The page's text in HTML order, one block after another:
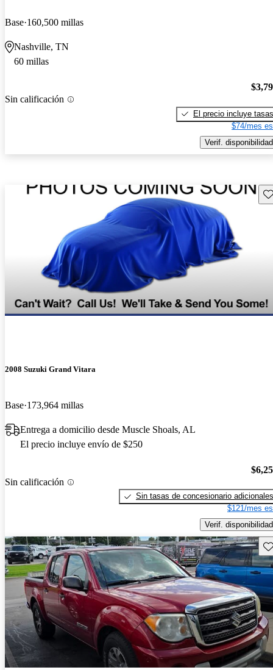
Base 160,500 millas
Nashville, TN
60 millas
Sin calificación
El precio incluye tasas
$74/mes
Verif. disponibilidad
2008 Suzuki Grand Vitara
Base 173,964 millas
Entrega a domicilio desde Muscle Shoals, AL
El precio incluye envío de $250
Sin calificación
Sin tasas de concesionario adicionales
$121/mes
Verif. disponibilidad